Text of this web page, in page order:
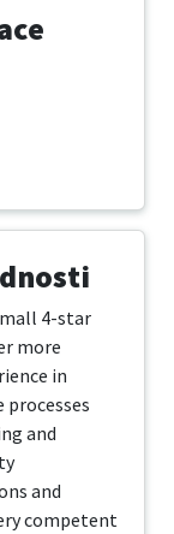
4-star
more
in
and
and
competent